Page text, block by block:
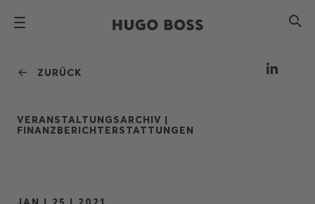
ZURÜCK
VERANSTALTUNGSARCHIV |
FINANZBERICHTERSTATTUNGEN